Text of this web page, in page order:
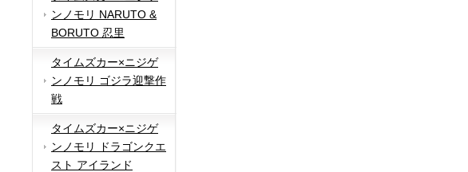
ンノモリ NARUTO &
BORUTO 忍里
タイムズカー×ニジゲ
ンノモリ ゴジラ迎撃作
戦
タイムズカー×ニジゲ
ンノモリ ドラゴンクエ
スト アイランド